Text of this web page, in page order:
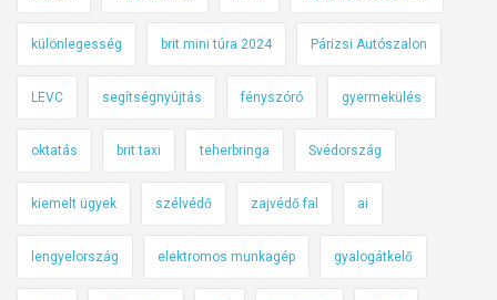
különlegesség brit mini túra 2024 Párizsi Autószalon
LEVC segítségnyújtás fényszóró gyermekülés
oktatás brit taxi teherbringa Svédország
kiemelt ügyek szélvédő zajvédő fal ai
lengyelország elektromos munkagép gyalogátkelő